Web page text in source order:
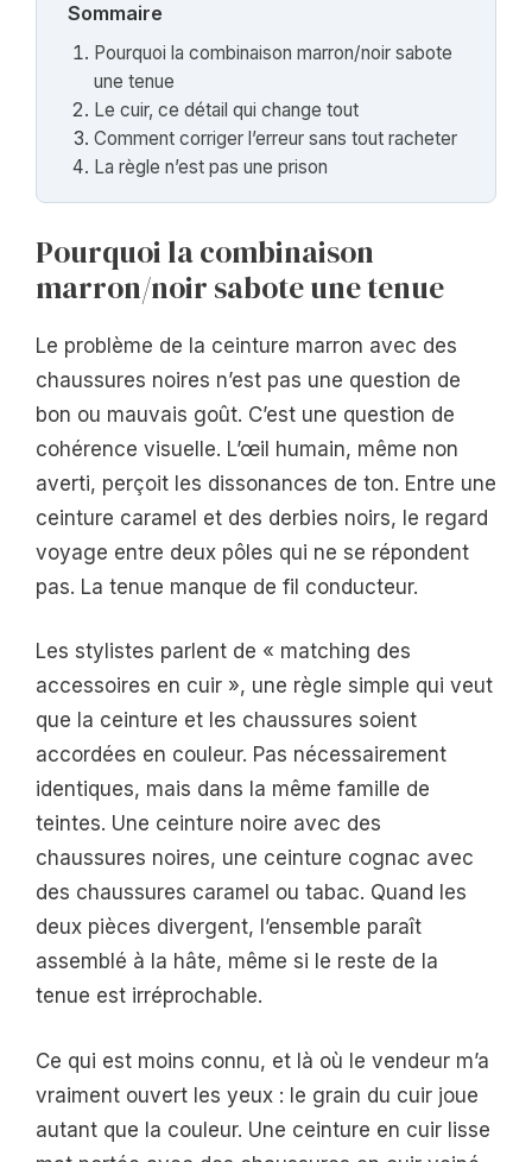
Sommaire
Pourquoi la combinaison marron/noir sabote
une tenue
Le cuir, ce détail qui change tout
Comment corriger l’erreur sans tout racheter
La règle n’est pas une prison
Pourquoi la combinaison
marron/noir sabote une tenue
Le problème de la ceinture marron avec des
chaussures noires n’est pas une question de
bon ou mauvais goût. C’est une question de
cohérence visuelle. L’œil humain, même non
averti, perçoit les dissonances de ton. Entre une
ceinture caramel et des derbies noirs, le regard
voyage entre deux pôles qui ne se répondent
pas. La tenue manque de fil conducteur.
Les stylistes parlent de « matching des
accessoires en cuir », une règle simple qui veut
que la ceinture et les chaussures soient
accordées en couleur. Pas nécessairement
identiques, mais dans la même famille de
teintes. Une ceinture noire avec des
chaussures noires, une ceinture cognac avec
des chaussures caramel ou tabac. Quand les
deux pièces divergent, l’ensemble paraît
assemblé à la hâte, même si le reste de la
tenue est irréprochable.
Ce qui est moins connu, et là où le vendeur m’a
vraiment ouvert les yeux : le grain du cuir joue
autant que la couleur. Une ceinture en cuir lisse